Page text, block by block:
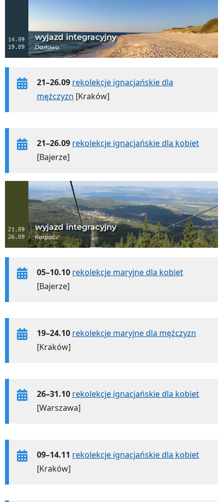
21–26.09 rekolekcje ignacjańskie dla
mężczyzn [Kraków]
21–26.09 rekolekcje ignacjańskie dla kobiet
[Bajerze]
05–10.10 rekolekcje maryjne dla kobiet
[Bajerze]
19–24.10 rekolekcje maryjne dla mężczyzn
[Kraków]
26–31.10 rekolekcje ignacjańskie dla kobiet
[Warszawa]
09–14.11 rekolekcje ignacjańskie dla kobiet
[Kraków]